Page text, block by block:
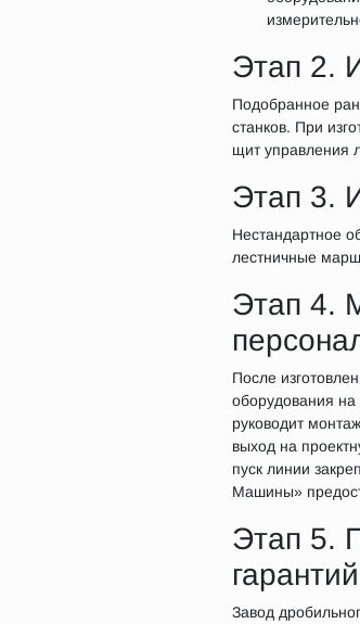
Этап 2.
Подобранное
станков. При
щит управления
Этап 3.
Нестандартное
лестничные
Этап 4.
После
оборудования на
руководит
выход на
пуск линии
Машины»
Этап 5.
Завод